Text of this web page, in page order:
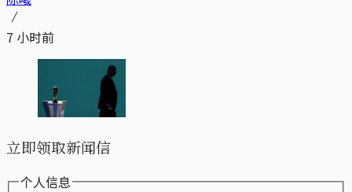
7 小时前
立即领取新闻信
个人信息